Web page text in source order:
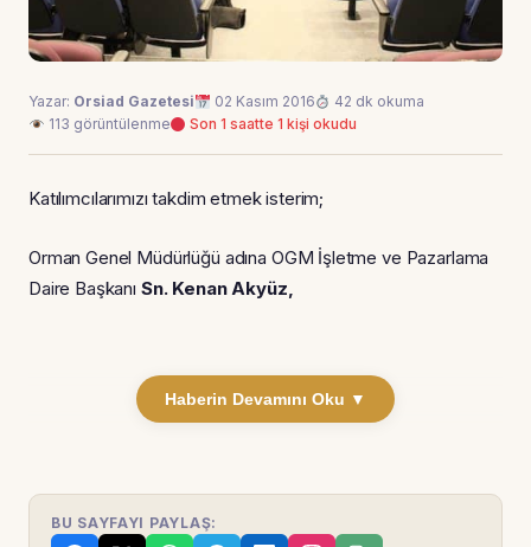
Yazar: Orsiad Gazetesi 02 Kasım 2016
42 dk okuma
113 görüntülenme
Son 1 saatte 1 kişi okudu
Katılımcılarımızı takdim etmek isterim;
Orman Genel Müdürlüğü adına OGM İşletme ve Pazarlama
Daire Başkanı Sn. Kenan Akyüz,
Haberin Devamını Oku ▼
BU SAYFAYI PAYLAŞ: